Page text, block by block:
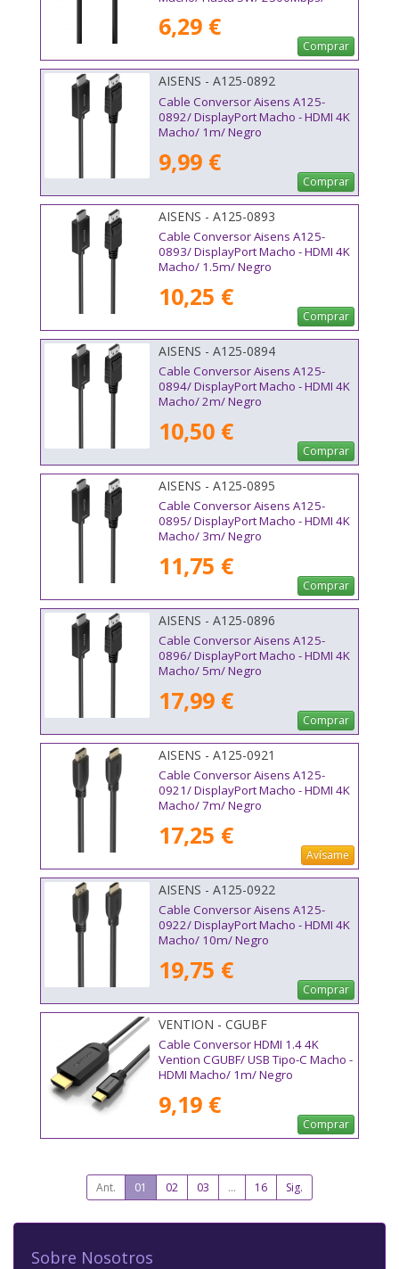
6,29 €
Comprar
AISENS - A125-0892
Cable Conversor Aisens A125-
0892/ DisplayPort Macho - HDMI 4K
Macho/ 1m/ Negro
9,99 €
Comprar
AISENS - A125-0893
Cable Conversor Aisens A125-
0893/ DisplayPort Macho - HDMI 4K
Macho/ 1.5m/ Negro
10,25 €
Comprar
AISENS - A125-0894
Cable Conversor Aisens A125-
0894/ DisplayPort Macho - HDMI 4K
Macho/ 2m/ Negro
10,50 €
Comprar
AISENS - A125-0895
Cable Conversor Aisens A125-
0895/ DisplayPort Macho - HDMI 4K
Macho/ 3m/ Negro
11,75 €
Comprar
AISENS - A125-0896
Cable Conversor Aisens A125-
0896/ DisplayPort Macho - HDMI 4K
Macho/ 5m/ Negro
17,99 €
Comprar
AISENS - A125-0921
Cable Conversor Aisens A125-
0921/ DisplayPort Macho - HDMI 4K
Macho/ 7m/ Negro
17,25 €
Avísame
AISENS - A125-0922
Cable Conversor Aisens A125-
0922/ DisplayPort Macho - HDMI 4K
Macho/ 10m/ Negro
19,75 €
Comprar
VENTION - CGUBF
Cable Conversor HDMI 1.4 4K
Vention CGUBF/ USB Tipo-C Macho -
HDMI Macho/ 1m/ Negro
9,19 €
Comprar
Ant. 01 02 03 ... 16 Sig.
Sobre Nosotros